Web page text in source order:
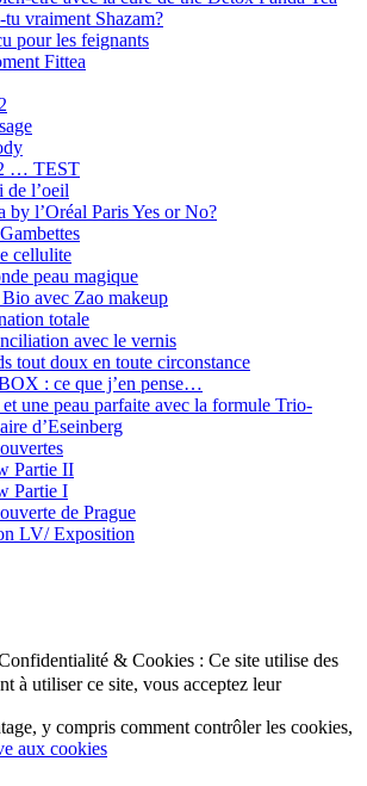
tu vraiment Shazam?
pour les feignants
Fittea
… TEST
de l’oeil
by l’Oréal Paris Yes or No?
cellulite
peau magique
avec Zao makeup
totale
avec le vernis
tout doux en toute circonstance
: ce que j’en pense…
une peau parfaite avec la formule Trio-
d’Eseinberg
Partie II
Partie I
de Prague
LV/ Exposition
& Cookies : Ce site utilise des
à utiliser ce site, vous acceptez leur
y compris comment contrôler les cookies,
aux cookies